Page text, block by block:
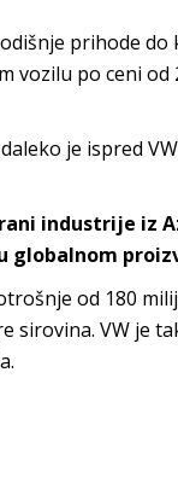
prihode
vozilu po ceni od
je ispred
industrije iz
globalnom
od 180
sirovina. VW je